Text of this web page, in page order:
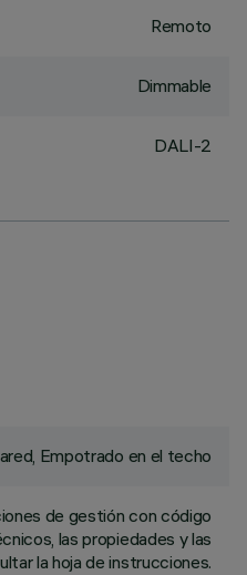
Remoto
Dimmable
DALI-2
Empotrado en el techo
de gestión con código
las propiedades y las
la hoja de instrucciones.